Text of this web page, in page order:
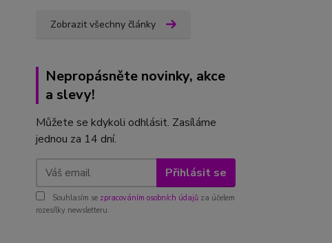
Zobrazit všechny články
Nepropásněte novinky, akce
a slevy!
Můžete se kdykoli odhlásit. Zasíláme
jednou za 14 dní.
Přihlásit se
Souhlasím se zpracováním osobních údajů za účelem
rozesílky newsletteru.